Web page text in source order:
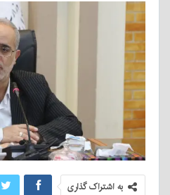
به اشتراک گذاری